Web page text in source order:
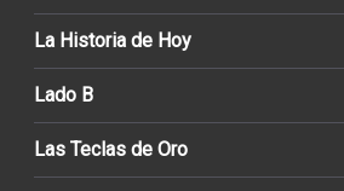
La Historia de Hoy
Lado B
Las Teclas de Oro